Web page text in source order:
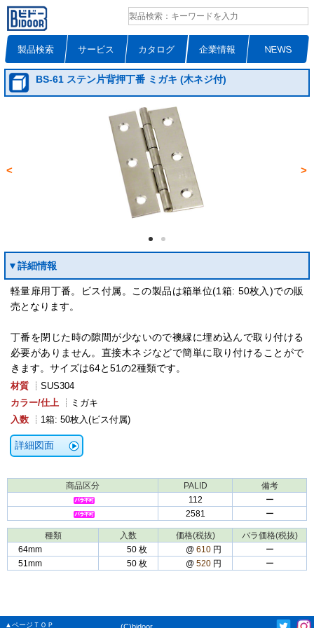
製品検索 サービス カタログ 企業情報 NEWS
BS-61 ステン片背押丁番 ミガキ (木ネジ付)
< >
▼詳細情報
軽量扉用丁番。ビス付属。この製品は箱単位(1箱: 50枚入)での販
売となります。
丁番を閉じた時の隙間が少ないので襖縁に埋め込んで取り付ける
必要がありません。直接木ネジなどで簡単に取り付けることがで
きます。サイズは64と51の2種類です。
材質
┊SUS304
カラー/仕上
┊ミガキ
入数
┊1箱: 50枚入(ビス付属)
詳細図面
商品区分 PALID
備考
112
ー
2581
ー
種類 入数 価格(税抜)
バラ価格(税抜)
64mm
50 枚 @ 610 円
ー
51mm
50 枚 @ 520 円 ー
▲ページＴＯＰ